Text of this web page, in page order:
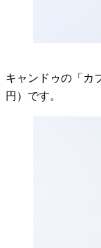
キャンドゥの「カ
円）です。